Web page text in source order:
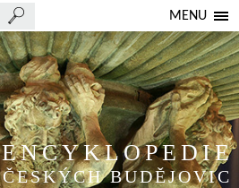
MENU
ENCYKLOPEDIE
ČESKÝCH BUDĚJOVIC